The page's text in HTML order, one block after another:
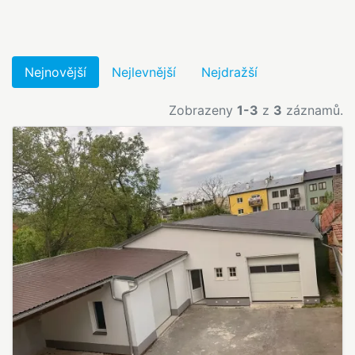
Nejnovější Nejlevnější Nejdražší
Zobrazeny 1-3 z 3 záznamů.